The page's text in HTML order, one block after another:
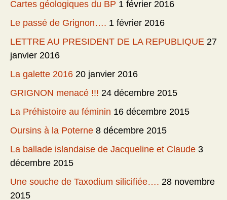
Cartes géologiques du BP 1 février 2016
Le passé de Grignon…. 1 février 2016
LETTRE AU PRESIDENT DE LA REPUBLIQUE 27
janvier 2016
La galette 2016 20 janvier 2016
GRIGNON menacé !!! 24 décembre 2015
La Préhistoire au féminin 16 décembre 2015
Oursins à la Poterne 8 décembre 2015
La ballade islandaise de Jacqueline et Claude 3
décembre 2015
Une souche de Taxodium silicifiée…. 28 novembre
2015